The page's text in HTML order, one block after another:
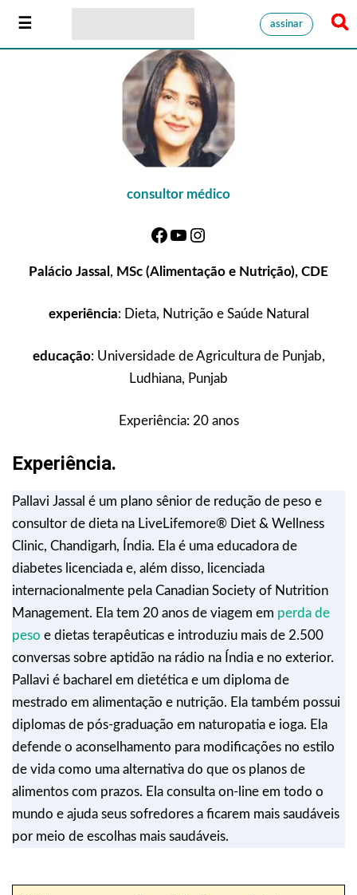
assinar
consultor médico
Palácio Jassal , MSc (Alimentação e Nutrição), CDE
experiência: Dieta, Nutrição e Saúde Natural
educação: Universidade de Agricultura de Punjab,
Ludhiana, Punjab
Experiência: 20 anos
Experiência.
Pallavi Jassal é um plano sênior de redução de peso e
consultor de dieta na LiveLifemore® Diet & Wellness
Clinic, Chandigarh, Índia. Ela é uma educadora de
diabetes licenciada e, além disso, licenciada
internacionalmente pela Canadian Society of Nutrition
Management. Ela tem 20 anos de viagem em perda de
peso e dietas terapêuticas e introduziu mais de 2.500
conversas sobre aptidão na rádio na Índia e no exterior.
Pallavi é bacharel em dietética e um diploma de
mestrado em alimentação e nutrição. Ela também possui
diplomas de pós-graduação em naturopatia e ioga. Ela
defende o aconselhamento para modificações no estilo
de vida como uma alternativa do que os planos de
alimentos com prazos. Ela consulta on-line em todo o
mundo e ajuda seus sofredores a ficarem mais saudáveis
por meio de escolhas mais saudáveis.